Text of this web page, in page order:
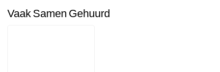
Vaak Samen Gehuurd